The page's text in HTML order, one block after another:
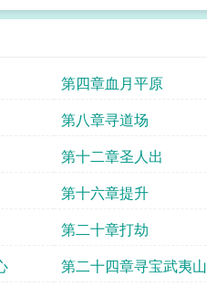
第四章血月平原
第八章寻道场
第十二章圣人出
第十六章提升
第二十章打劫
第二十四章寻宝武夷山